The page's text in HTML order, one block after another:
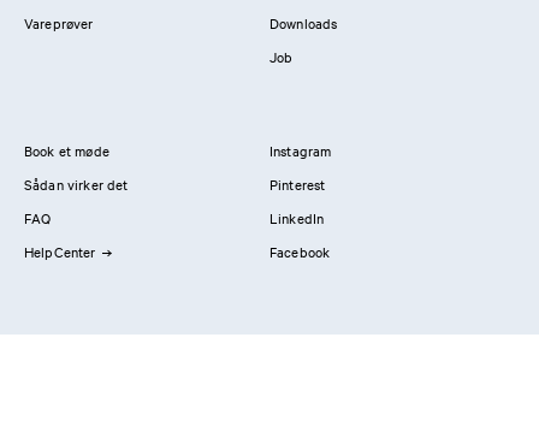
Vareprøver
Downloads
Job
Book et møde
Sådan virker det
FAQ
HelpCenter
Instagram
Pinterest
LinkedIn
Facebook